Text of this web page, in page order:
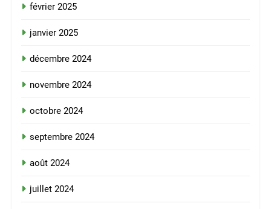
février 2025
janvier 2025
décembre 2024
novembre 2024
octobre 2024
septembre 2024
août 2024
juillet 2024